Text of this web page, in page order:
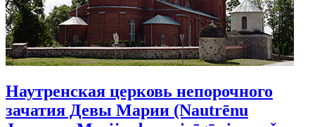
Наутренская церковь непорочного
зачатия Девы Марии (Nautrēnu